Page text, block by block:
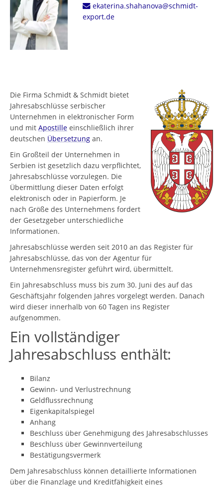
ekaterina.shahanova@schmidt-
export.de
Die Firma Schmidt & Schmidt bietet
Jahresabschlüsse serbischer
Unternehmen in elektronischer Form
und mit Apostille einschließlich ihrer
deutschen Übersetzung an.
Ein Großteil der Unternehmen in
Serbien ist gesetzlich dazu verpflichtet,
Jahresabschlüsse vorzulegen. Die
Übermittlung dieser Daten erfolgt
elektronisch oder in Papierform. Je
nach Größe des Unternehmens fordert
der Gesetzgeber unterschiedliche
Informationen.
Jahresabschlüsse werden seit 2010 an das Register für
Jahresabschlüsse, das von der Agentur für
Unternehmensregister geführt wird, übermittelt.
Ein Jahresabschluss muss bis zum 30. Juni des auf das
Geschäftsjahr folgenden Jahres vorgelegt werden. Danach
wird dieser innerhalb von 60 Tagen ins Register
aufgenommen.
Ein vollständiger
Jahresabschluss enthält:
Bilanz
Gewinn- und Verlustrechnung
Geldflussrechnung
Eigenkapitalspiegel
Anhang
Beschluss über Genehmigung des Jahresabschlusses
Beschluss über Gewinnverteilung
Bestätigungsvermerk
Dem Jahresabschluss können detaillierte Informationen
über die Finanzlage und Kreditfähigkeit eines